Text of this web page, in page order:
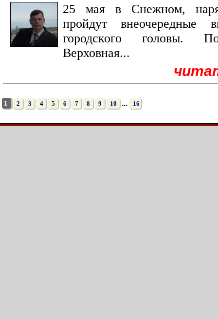
25 мая в Снежном,
пройдут внеочередные
городского головы.
Верховная...
1 2 3 4 5 6 7 8 9 10 ... 16